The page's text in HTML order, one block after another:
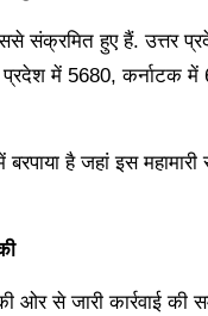
संक्रमित हुए हैं. उत्तर
में 5680, कर्नाटक
बरपाया है जहां इस
से जारी कार्रवाई की